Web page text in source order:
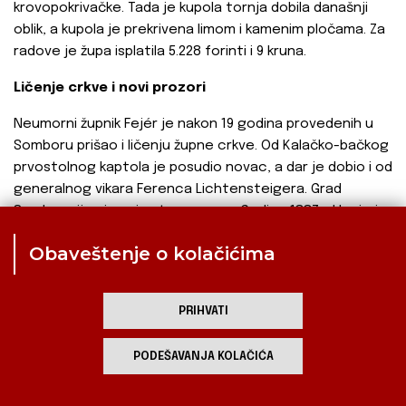
krovopokrivačke. Tada je kupola tornja dobila današnji
oblik, a kupola je prekrivena limom i kamenim pločama. Za
radove je župa isplatila 5.228 forinti i 9 kruna.
Ličenje crkve i novi prozori
Neumorni župnik Fejér je nakon 19 godina provedenih u
Somboru prišao i ličenju župne crkve. Od Kalačko-bačkog
prvostolnog kaptola je posudio novac, a dar je dobio i od
generalnog vikara Ferenca Lichtensteigera. Grad
Sombor nije ni ovaj put pomogao. Godine 1887. sklopio je
župnik ugovor o maljanju crkve s uglednim
budimpeštanskim cehom Jakobey-Altenbucher-Greiner.
Radovi su imali biti dovršeni do 1. studenog 1888. godine
Obaveštenje o kolačićima
PRIHVATI
PODEŠAVANJA KOLAČIĆA